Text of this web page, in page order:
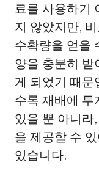
료를 사용하기
지 않았지만,
수확량을 얻을
양을 충분히 받
게 되었기 때
수록 재배에 투
있을 뿐 아니라
을 제공할 수
있습니다.